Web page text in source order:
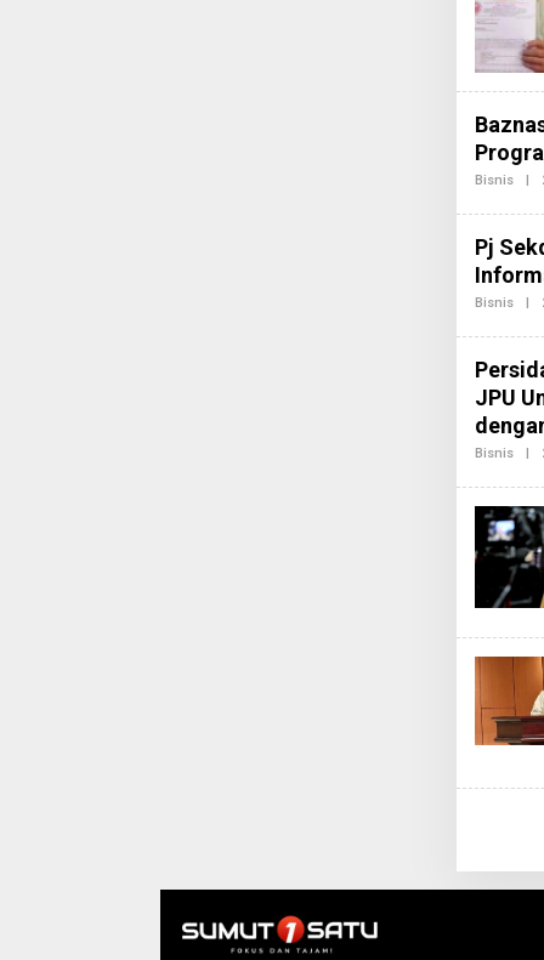
Bisnis
Pj
Bisnis
JPU
Bisnis